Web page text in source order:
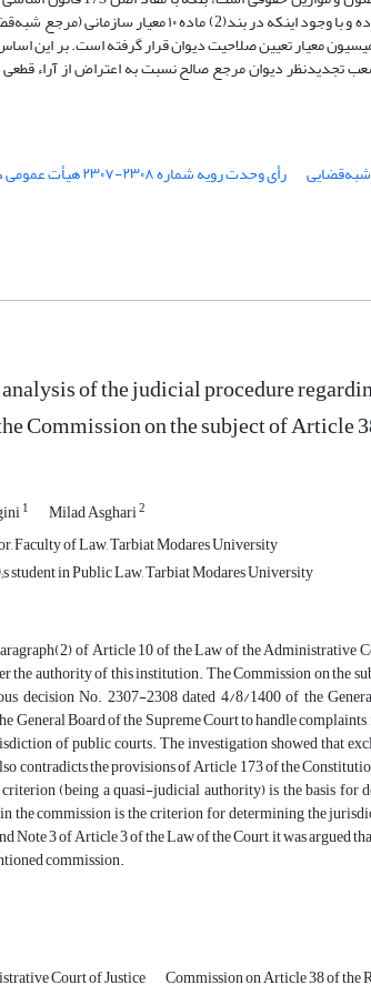
قانون دیوان نیز مغایرت دارد. مختصر اینکه مفاد آرای مزبور به نوعی تفسیر و اجتهاد در برابر نص بوده و با
معیار تعیین صلاحیت دیوان قرار گرفته است. بر این
۳ ماده ۳ قانون دیوان استدلال شد که شعب تجدیدنظر دیوان مرجع صالح نسبت به اعتراض
رأی وحدت رویه شماره ۲۳۰۸-۲۳۰۷ هیأت عمومی دیوان عدالت اداری
of the judicial procedure
Commission on the subject of Article
1 Milad Asghari2
Faculty of Law, Tarbiat Modares University
student in Public Law, Tarbiat Modares University
of Article 10 of the Law of the Administrative
the authority of this institution. The Commission on the
decision No. 2307-2308 dated 4/8/1400 of the
General Board of the Supreme Court to handle
of public courts. The investigation showed that
contradicts the provisions of Article 173 of the
(being a quasi-judicial authority) is the basis for
the commission is the criterion for determining the
Note 3 of Article 3 of the Law of the Court, it was argued
commission.
Court of Justice Commission on Article 38 of the